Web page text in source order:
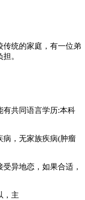
传统的家庭，有一位弟
。
有共同语言学历:本科
病，无家族疾病(肿瘤
异地恋，如果合适，
，主